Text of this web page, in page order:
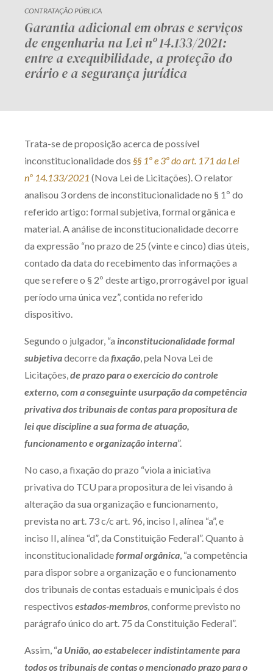
CONTRATAÇÃO PÚBLICA
Garantia adicional em obras e serviços
de engenharia na Lei nº 14.133/2021:
entre a exequibilidade, a proteção do
erário e a segurança jurídica
Trata-se de proposição acerca de possível
inconstitucionalidade dos §§ 1º e 3º do art. 171 da Lei
nº 14.133/2021 (Nova Lei de Licitações). O relator
analisou 3 ordens de inconstitucionalidade no § 1º do
referido artigo: formal subjetiva, formal orgânica e
material. A análise de inconstitucionalidade decorre
da expressão “no prazo de 25 (vinte e cinco) dias úteis,
contado da data do recebimento das informações a
que se refere o § 2º deste artigo, prorrogável por igual
período uma única vez”, contida no referido
dispositivo.
Segundo o julgador, “a inconstitucionalidadeformal
subjetivadecorre da fixação, pela Nova Lei de
Licitações,de prazo para o exercício do controle
externo, com a conseguinte usurpação da competência
privativa dos tribunais de contas para propositura de
lei que discipline a sua forma de atuação,
funcionamento e organização interna”.
No caso, a fixação do prazo “viola a iniciativa
privativa do TCU para propositura de lei visando à
alteração da sua organização e funcionamento,
prevista no art. 73 c/c art. 96, inciso I, alínea “a”, e
inciso II, alínea “d”, da Constituição Federal”. Quanto à
inconstitucionalidadeformal orgânica, “a competência
para dispor sobre a organização e o funcionamento
dos tribunais de contas estaduais e municipais é dos
respectivos estados-membros, conforme previsto no
parágrafo único do art. 75 da Constituição Federal”.
Assim, “a União, ao estabelecer indistintamente para
todos os tribunais de contas o mencionado prazo para o